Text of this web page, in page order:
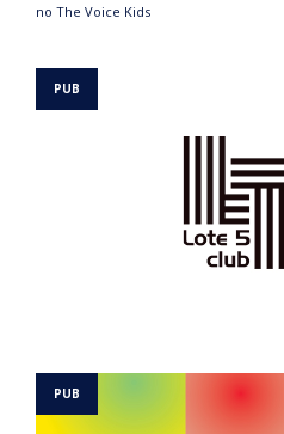
no The Voice Kids